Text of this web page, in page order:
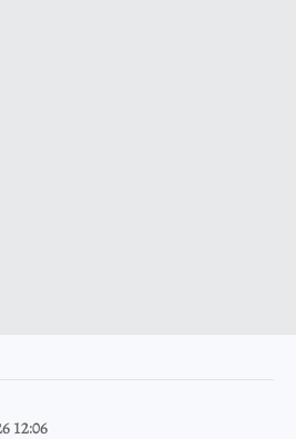
12:06